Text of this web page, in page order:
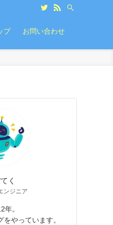
プ お問い合わせ
く
ンジニア
。
やっています。